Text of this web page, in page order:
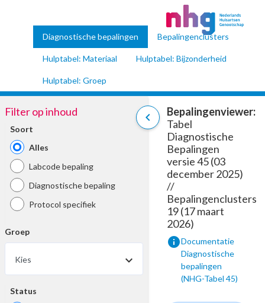
Diagnostische bepalingen Bepalingenclusters
Hulptabel: Materiaal Hulptabel: Bijzonderheid
Hulptabel: Groep
chevron_left
Filter op inhoud
Soort
Alles
Labcode bepaling
Diagnostische bepaling
Protocol specifiek
Groep
Kies
Status
Bepalingenviewer:
Tabel
Diagnostische
Bepalingen
versie 45 (03
december 2025)
//
Bepalingenclusters
19 (17 maart
2026)
infoDocumentatie
Diagnostische
bepalingen
(NHG-Tabel 45)